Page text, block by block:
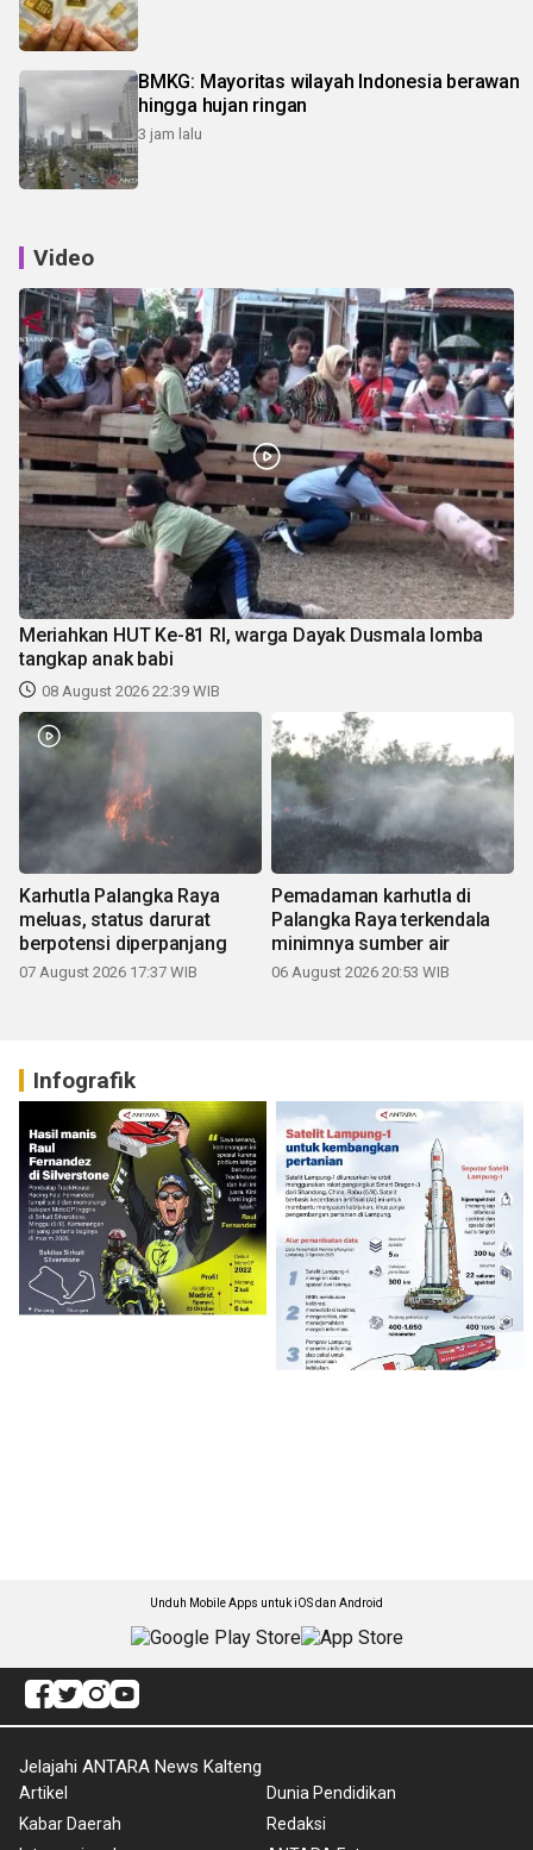
BMKG: Mayoritas wilayah Indonesia berawan
hingga hujan ringan
3 jam lalu
Video
Meriahkan HUT Ke-81 RI, warga Dayak Dusmala lomba
tangkap anak babi
08 August 2026 22:39 WIB
Karhutla Palangka Raya
meluas, status darurat
berpotensi diperpanjang
07 August 2026 17:37 WIB
Pemadaman karhutla di
Palangka Raya terkendala
minimnya sumber air
06 August 2026 20:53 WIB
Infografik
Unduh Mobile Apps untuk iOS dan Android
Jelajahi ANTARA News Kalteng
Artikel
Kabar Daerah
Dunia Pendidikan
Redaksi